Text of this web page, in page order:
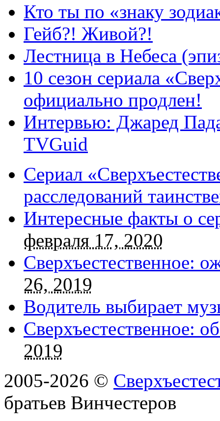
Кто ты по «знаку
Гейб?! Живой?!
Лестница в Небеса
10 сезон сериала
официально продлен!
Интервью: Джаред
TVGuid
Сериал
расследований
Интересные факты о
февраля 17, 2020
Сверхъестественное:
26, 2019
Водитель выбирает
Сверхъестественное:
2019
2005-2026 ©
братьев Винчестеров